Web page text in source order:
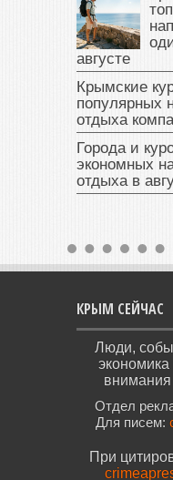
августе
Крымские
популярных
отдыха
Города и
экономных
отдыха в
КРЫМ СЕЙЧАС
Люди,
экономика
Отдел
Для писем:
При